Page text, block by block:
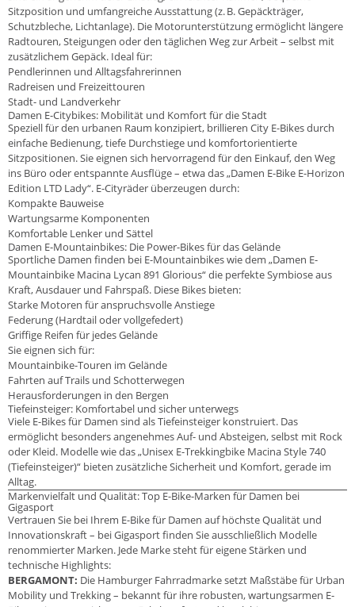
Sitzposition und umfangreiche Ausstattung (z. B. Gepäckträger,
Schutzbleche, Lichtanlage). Die Motorunterstützung ermöglicht längere
Radtouren, Steigungen oder den täglichen Weg zur Arbeit – selbst mit
zusätzlichem Gepäck. Ideal für:
Pendlerinnen und Alltagsfahrerinnen
Radreisen und Freizeittouren
Stadt- und Landverkehr
Damen E-Citybikes: Mobilität und Komfort für die Stadt
Speziell für den urbanen Raum konzipiert, brillieren City E-Bikes durch
einfache Bedienung, tiefe Durchstiege und komfortorientierte
Sitzpositionen. Sie eignen sich hervorragend für den Einkauf, den Weg
ins Büro oder entspannte Ausflüge – etwa das „Damen E-Bike E-Horizon
Edition LTD Lady“. E-Cityräder überzeugen durch:
Kompakte Bauweise
Wartungsarme Komponenten
Komfortable Lenker und Sättel
Damen E-Mountainbikes: Die Power-Bikes für das Gelände
Sportliche Damen finden bei E-Mountainbikes wie dem „Damen E-
Mountainbike Macina Lycan 891 Glorious“ die perfekte Symbiose aus
Kraft, Ausdauer und Fahrspaß. Diese Bikes bieten:
Starke Motoren für anspruchsvolle Anstiege
Federung (Hardtail oder vollgefedert)
Griffige Reifen für jedes Gelände
Sie eignen sich für:
Mountainbike-Touren im Gelände
Fahrten auf Trails und Schotterwegen
Herausforderungen in den Bergen
Tiefeinsteiger: Komfortabel und sicher unterwegs
Viele E-Bikes für Damen sind als Tiefeinsteiger konstruiert. Das
ermöglicht besonders angenehmes Auf- und Absteigen, selbst mit Rock
oder Kleid. Modelle wie das „Unisex E-Trekkingbike Macina Style 740
(Tiefeinsteiger)“ bieten zusätzliche Sicherheit und Komfort, gerade im
Alltag.
Markenvielfalt und Qualität: Top E-Bike-Marken für Damen bei
Gigasport
Vertrauen Sie bei Ihrem E-Bike für Damen auf höchste Qualität und
Innovationskraft – bei Gigasport finden Sie ausschließlich Modelle
renommierter Marken. Jede Marke steht für eigene Stärken und
technische Highlights:
BERGAMONT: Die Hamburger Fahrradmarke setzt Maßstäbe für Urban
Mobility und Trekking – bekannt für ihre robusten, wartungsarmen E-